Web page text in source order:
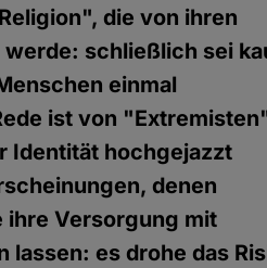
die von ihren
schließlich sei
einmal
ist von
Identität hochgejazzt
denen
ihre Versorgung mit
es drohe das